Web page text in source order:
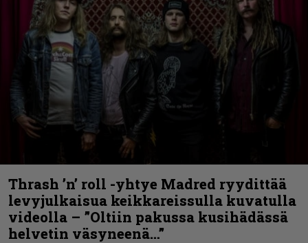
Thrash ’n’ roll -yhtye Madred ryydittää
levyjulkaisua keikkareissulla kuvatulla
videolla – ”Oltiin pakussa kusihädässä
helvetin väsyneenä…”